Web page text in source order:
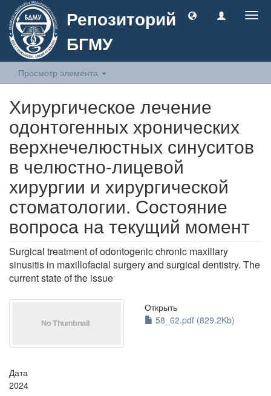
Репозиторий
БГМУ
Просмотр элемента
Хирургическое лечение
одонтогенных хронических
верхнечелюстных синуситов
в челюстно-лицевой
хирургии и хирургической
стоматологии. Состояние
вопроса на текущий момент
Surgical treatment of odontogenic chronic maxillary
sinusitis in maxillofacial surgery and surgical dentistry. The
current state of the issue
Открыть
58_62.pdf (829.2Kb)
Дата
2024